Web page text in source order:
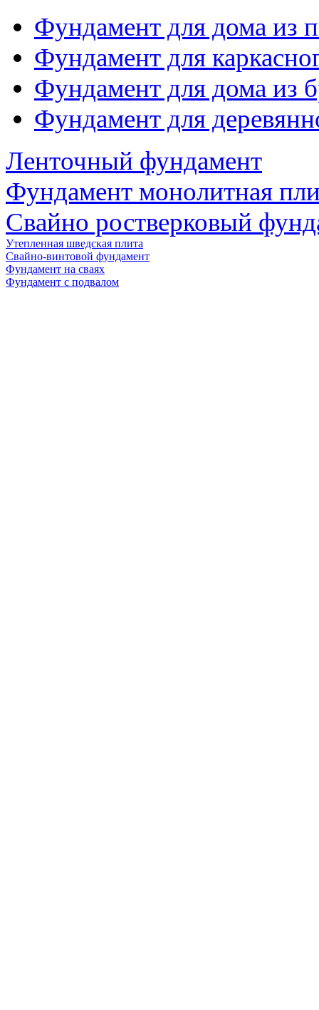
Фундамент для дома из
Фундамент для
Фундамент для дома из
Фундамент для
Ленточный фундамент
Фундамент монолитная
Свайно ростверковый
Утепленная шведская плита
Свайно-винтовой фундамент
Фундамент на сваях
Фундамент с подвалом